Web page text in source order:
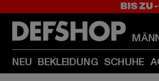
BIS ZU
NEU BEKLEIDUNG SCHUHE